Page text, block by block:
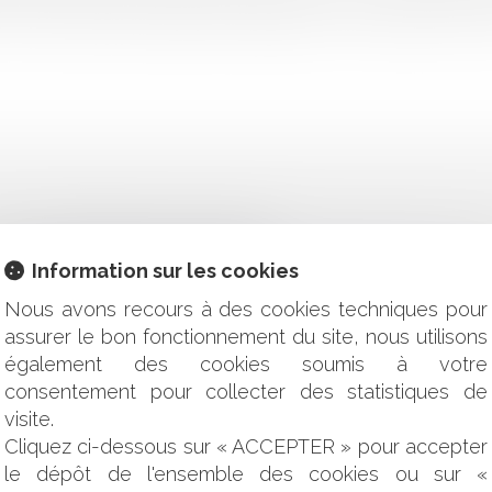
DE LA RUPTURE UNILATÉRALE DE MARCHÉ DE
PRÉALABLEMENT
À BÂTIR, DU FAIT D'UNE DÉCISION
DE RÉFLEXION SUR L'OFFICE DU JUGE
PERMIS DE CONSTRUIRE EST SANS INCIDENCE SUR SA
PENDANT LA PHASE D'INSTRUCTION :
PRINCIPAL DU FAIT FAUTIF DE SON SOUS-
DE LA CONSTRUCTION EST
Information sur les cookies
Nous avons recours à des cookies techniques pour
assurer le bon fonctionnement du site, nous utilisons
également des cookies soumis à votre
consentement pour collecter des statistiques de
visite.
Cliquez ci-dessous sur « ACCEPTER » pour accepter
le dépôt de l'ensemble des cookies ou sur «